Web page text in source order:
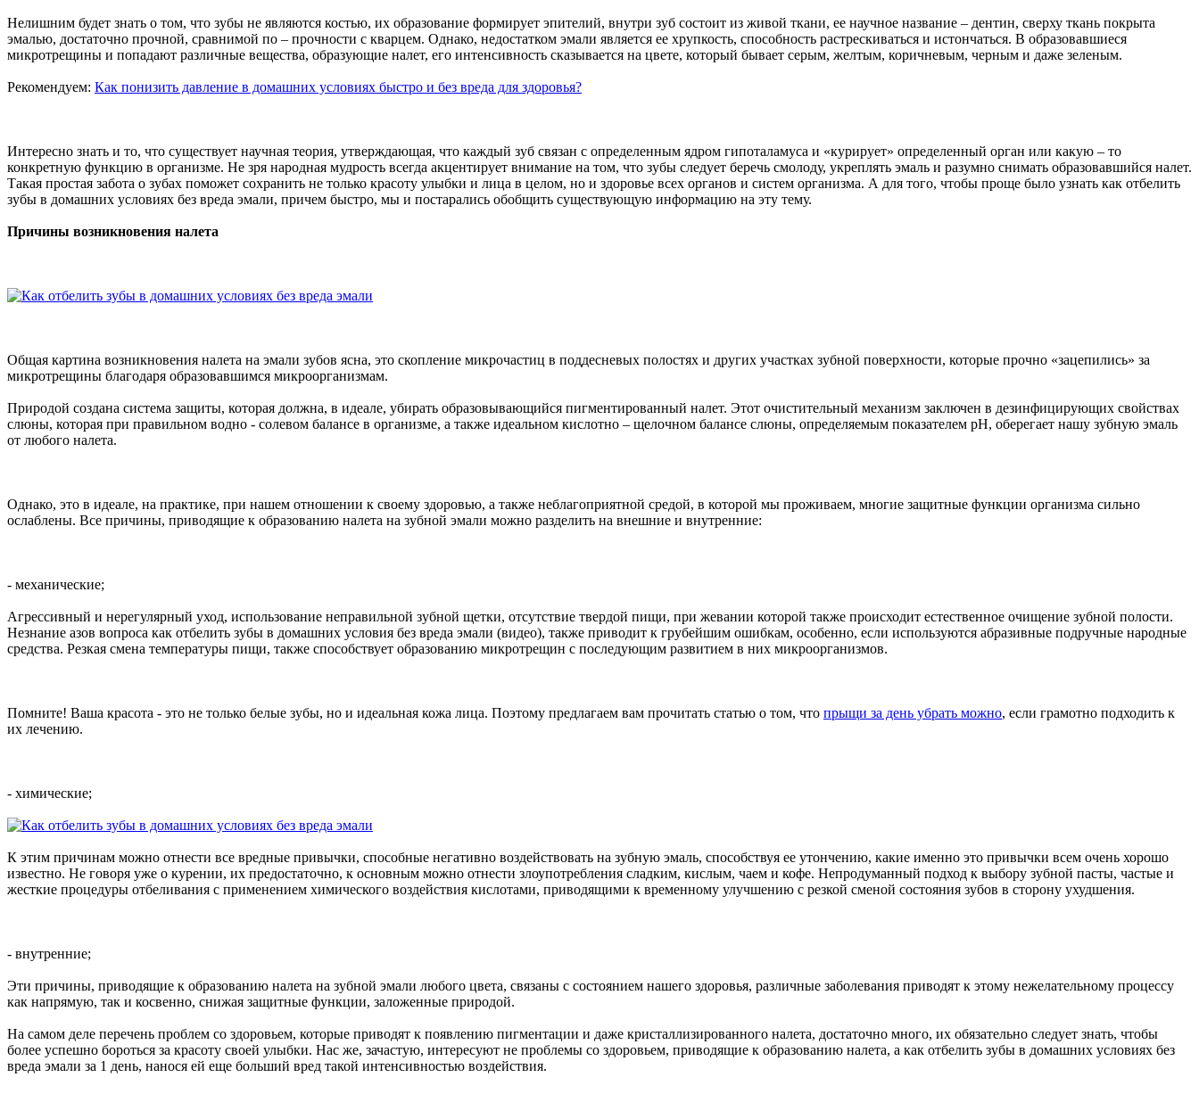
Нелишним будет знать о том, что зубы не являются костью, их образование формирует эпителий, внутри зуб состоит из живой ткани, ее научное название – дентин, сверху ткань покрыта
эмалью, достаточно прочной, сравнимой по – прочности с кварцем. Однако, недостатком эмали является ее хрупкость, способность растрескиваться и истончаться. В образовавшиеся
микротрещины и попадают различные вещества, образующие налет, его интенсивность сказывается на цвете, который бывает серым, желтым, коричневым, черным и даже зеленым.
Рекомендуем: Как понизить давление в домашних условиях быстро и без вреда для здоровья?
Интересно знать и то, что существует научная теория, утверждающая, что каждый зуб связан с определенным ядром гипоталамуса и «курирует» определенный орган или какую – то
конкретную функцию в организме. Не зря народная мудрость всегда акцентирует внимание на том, что зубы следует беречь смолоду, укреплять эмаль и разумно снимать образовавшийся налет.
Такая простая забота о зубах поможет сохранить не только красоту улыбки и лица в целом, но и здоровье всех органов и систем организма. А для того, чтобы проще было узнать как отбелить
зубы в домашних условиях без вреда эмали, причем быстро, мы и постарались обобщить существующую информацию на эту тему.
Причины возникновения налета
Общая картина возникновения налета на эмали зубов ясна, это скопление микрочастиц в поддесневых полостях и других участках зубной поверхности, которые прочно «зацепились» за
микротрещины благодаря образовавшимся микроорганизмам.
Природой создана система защиты, которая должна, в идеале, убирать образовывающийся пигментированный налет. Этот очистительный механизм заключен в дезинфицирующих свойствах
слюны, которая при правильном водно - солевом балансе в организме, а также идеальном кислотно – щелочном балансе слюны, определяемым показателем pH, оберегает нашу зубную эмаль
от любого налета.
Однако, это в идеале, на практике, при нашем отношении к своему здоровью, а также неблагоприятной средой, в которой мы проживаем, многие защитные функции организма сильно
ослаблены. Все причины, приводящие к образованию налета на зубной эмали можно разделить на внешние и внутренние:
- механические;
Агрессивный и нерегулярный уход, использование неправильной зубной щетки, отсутствие твердой пищи, при жевании которой также происходит естественное очищение зубной полости.
Незнание азов вопроса как отбелить зубы в домашних условия без вреда эмали (видео), также приводит к грубейшим ошибкам, особенно, если используются абразивные подручные народные
средства. Резкая смена температуры пищи, также способствует образованию микротрещин с последующим развитием в них микроорганизмов.
Помните! Ваша красота - это не только белые зубы, но и идеальная кожа лица. Поэтому предлагаем вам прочитать статью о том, что прыщи за день убрать можно, если грамотно подходить к
их лечению.
- химические;
К этим причинам можно отнести все вредные привычки, способные негативно воздействовать на зубную эмаль, способствуя ее утончению, какие именно это привычки всем очень хорошо
известно. Не говоря уже о курении, их предостаточно, к основным можно отнести злоупотребления сладким, кислым, чаем и кофе. Непродуманный подход к выбору зубной пасты, частые и
жесткие процедуры отбеливания с применением химического воздействия кислотами, приводящими к временному улучшению с резкой сменой состояния зубов в сторону ухудшения.
- внутренние;
Эти причины, приводящие к образованию налета на зубной эмали любого цвета, связаны с состоянием нашего здоровья, различные заболевания приводят к этому нежелательному процессу
как напрямую, так и косвенно, снижая защитные функции, заложенные природой.
На самом деле перечень проблем со здоровьем, которые приводят к появлению пигментации и даже кристаллизированного налета, достаточно много, их обязательно следует знать, чтобы
более успешно бороться за красоту своей улыбки. Нас же, зачастую, интересуют не проблемы со здоровьем, приводящие к образованию налета, а как отбелить зубы в домашних условиях без
вреда эмали за 1 день, нанося ей еще больший вред такой интенсивностью воздействия.